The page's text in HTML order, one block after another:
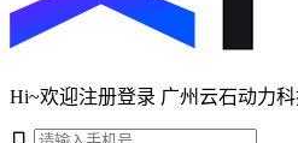
Hi~欢迎注册登录 广州云石动力